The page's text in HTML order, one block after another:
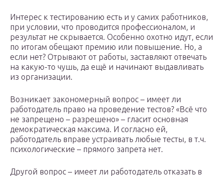
Интерес к тестированию есть и у самих работников,
при условии, что проводится профессионалом, и
результат не скрывается. Особенно охотно идут, если
по итогам обещают премию или повышение. Но, а
если нет? Отрывают от работы, заставляют отвечать
на какую-то чушь, да ещё и начинают выдавливать
из организации.
Возникает закономерный вопрос – имеет ли
работодатель право на проведение тестов? «Всё что
не запрещено – разрешено» – гласит основная
демократическая максима. И согласно ей,
работодатель вправе устраивать любые тесты, в т.ч.
психологические – прямого запрета нет.
Другой вопрос – имеет ли работодатель отказать в